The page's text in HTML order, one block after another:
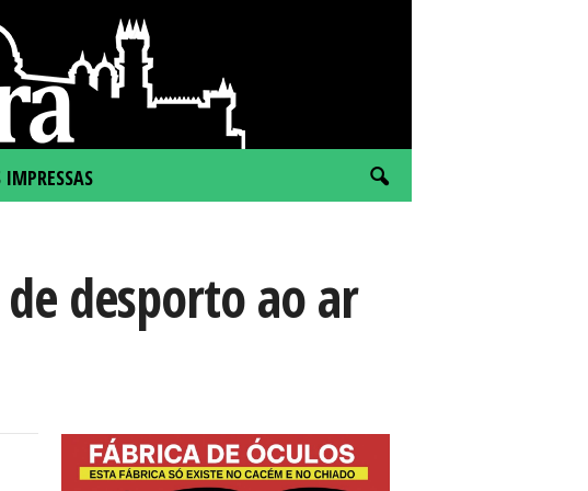
IMPRESSAS
desporto ao ar